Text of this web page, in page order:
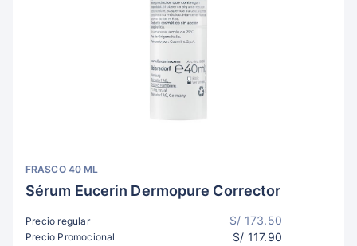
FRASCO 40 ML
Sérum Eucerin Dermopure Corrector
Precio regular S/ 173.50
Precio Promocional S/ 117.90